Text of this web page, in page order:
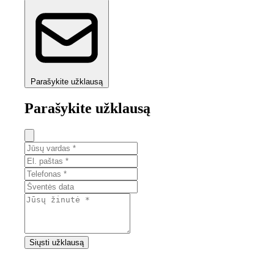
Parašykite užklausą
Parašykite užklausą
Siųsti užklausą